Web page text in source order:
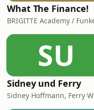
What The Finance!
SU
Sidney und Ferry